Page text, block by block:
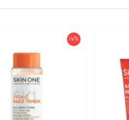
17%